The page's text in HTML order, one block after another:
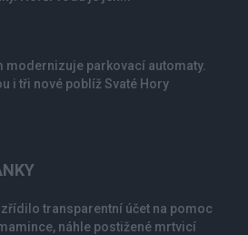
modernizuje parkovací automaty.
i tři nové poblíž Svaté Hory
zřídilo transparentní účet na pomoc
náhle postižené mrtvicí